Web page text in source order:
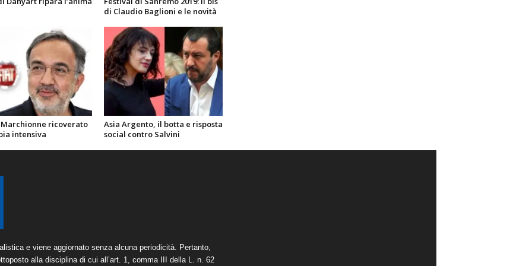
di Claudio Baglioni e le novità
ricoverato
intensiva
Asia Argento, il botta e risposta
social contro Salvini
e viene aggiornato senza alcuna periodicità. Pertanto,
alla disciplina di cui all’art. 1, comma III della L. n. 62